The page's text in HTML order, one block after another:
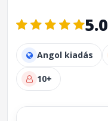
5.0
Angol kiadás
10+